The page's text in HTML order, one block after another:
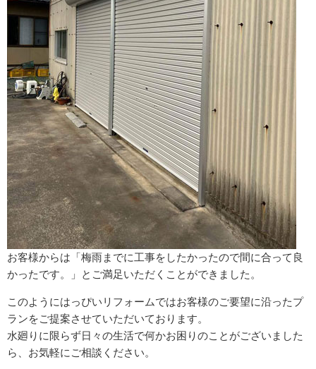
お客様からは「梅雨までに工事をしたかったので間に合って良
かったです。」とご満足いただくことができました。
このようにはっぴいリフォームではお客様のご要望に沿ったプ
ランをご提案させていただいております。
水廻りに限らず日々の生活で何かお困りのことがございました
ら、お気軽にご相談ください。